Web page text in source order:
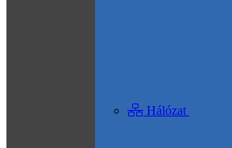
Hálózat